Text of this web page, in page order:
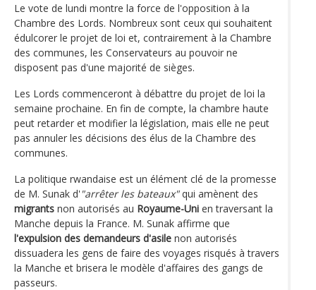
Le vote de lundi montre la force de l'opposition à la
Chambre des Lords. Nombreux sont ceux qui souhaitent
édulcorer le projet de loi et, contrairement à la Chambre
des communes, les Conservateurs au pouvoir ne
disposent pas d'une majorité de sièges.
Les Lords commenceront à débattre du projet de loi la
semaine prochaine. En fin de compte, la chambre haute
peut retarder et modifier la législation, mais elle ne peut
pas annuler les décisions des élus de la Chambre des
communes.
La politique rwandaise est un élément clé de la promesse
de M. Sunak d' "arrêter les bateaux"qui amènent des
migrants non autorisés au Royaume-Uni en traversant la
Manche depuis la France. M. Sunak affirme que
l'expulsion des demandeurs d'asile non autorisés
dissuadera les gens de faire des voyages risqués à travers
la Manche et brisera le modèle d'affaires des gangs de
passeurs.